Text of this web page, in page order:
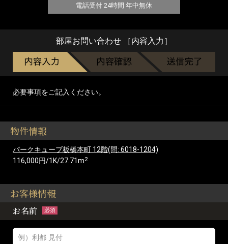
電話受付 24時間 年中無休
部屋お問い合わせ ［内容入力］
必要事項をご記入ください。
物件情報
パークキューブ板橋本町 12階(問: 6018-1204)
116,000円/1K/27.71m2
お客様情報
お名前 必須